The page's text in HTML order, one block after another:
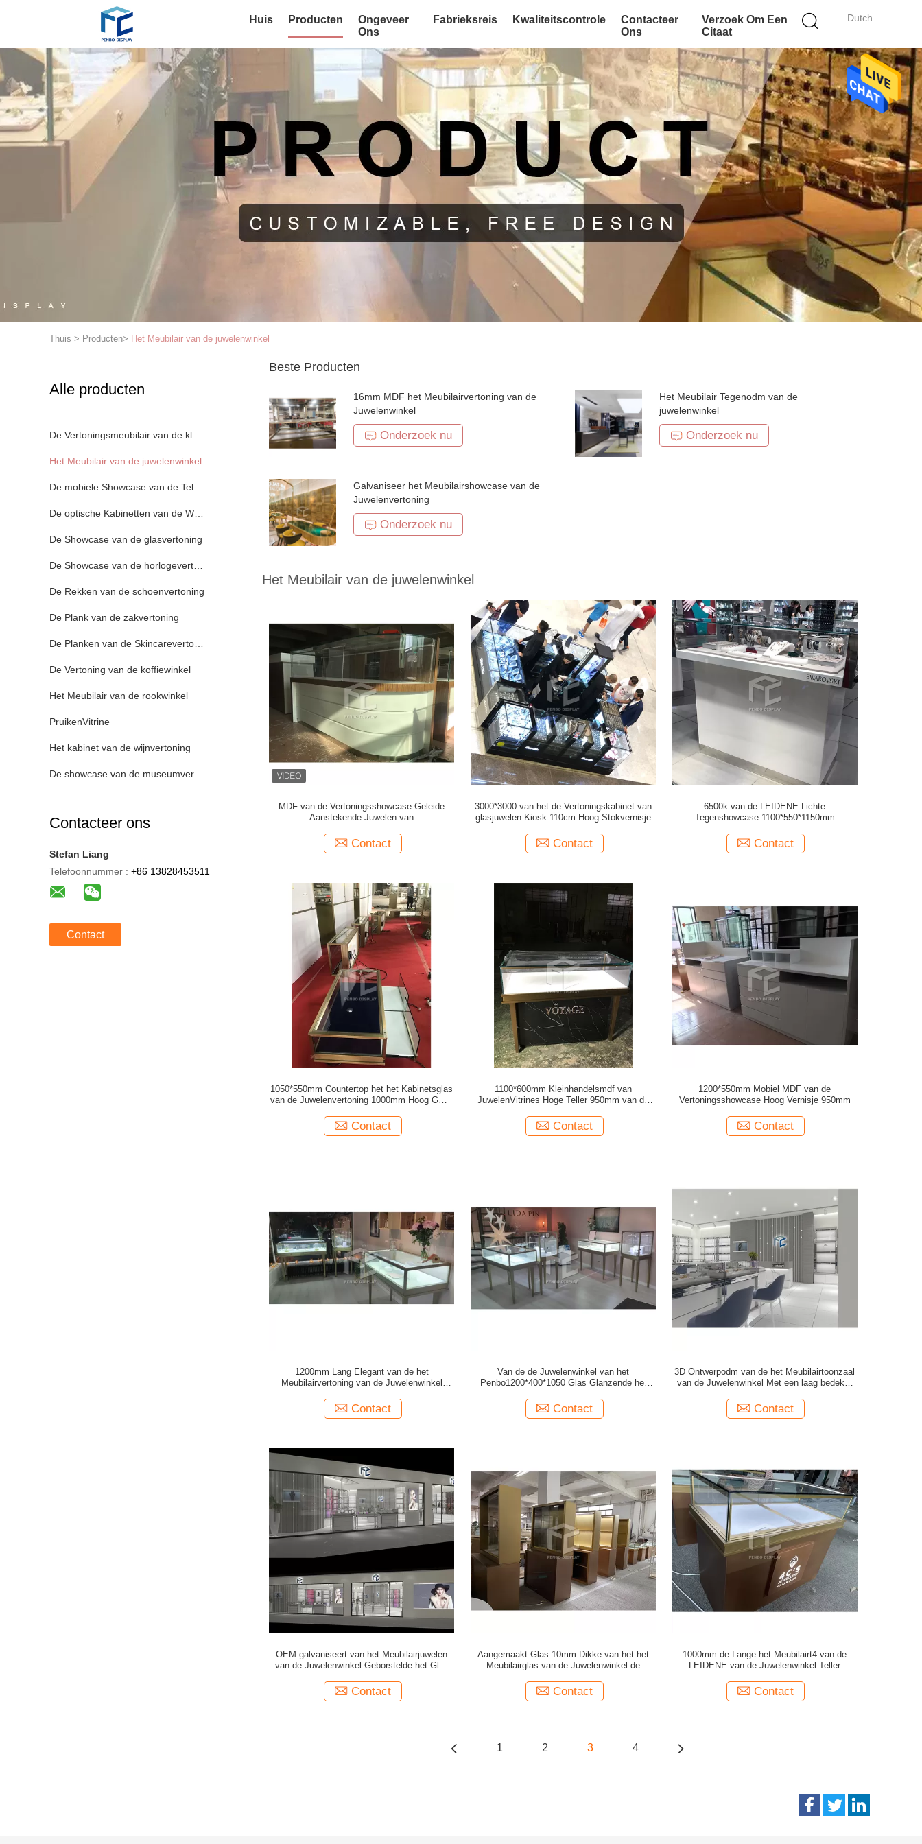
Dutch
Huis Producten
Ongeveer
Ons
Fabrieksreis Kwaliteitscontrole
Contacteer
Ons
Verzoek Om Een
Citaat
Thuis > Producten> Het Meubilair van de juwelenwinkel
Alle producten
De Vertoningsmeubilair van de kledingswinkel
Het Meubilair van de juwelenwinkel
De mobiele Showcase van de Telefoonvertoning
De optische Kabinetten van de Winkelvertoning
De Showcase van de glasvertoning
De Showcase van de horlogevertoning
De Rekken van de schoenvertoning
De Plank van de zakvertoning
De Planken van de Skincarevertoning
De Vertoning van de koffiewinkel
Het Meubilair van de rookwinkel
PruikenVitrine
Het kabinet van de wijnvertoning
De showcase van de museumvertoning
Contacteer ons
Stefan Liang
Telefoonnummer : +86 13828453511
Contact
Beste Producten
16mm MDF het Meubilairvertoning van de
Juwelenwinkel
Onderzoek nu
Het Meubilair Tegenodm van de
juwelenwinkel
Onderzoek nu
Galvaniseer het Meubilairshowcase van de
Juwelenvertoning
Onderzoek nu
Het Meubilair van de juwelenwinkel
MDF van de Vertoningsshowcase Geleide
Aanstekende Juwelen van
Contact
3000*3000 van het de Vertoningskabinet van
glasjuwelen Kiosk 110cm Hoog Stokvernisje
Contact
6500k van de LEIDENE Lichte
Tegenshowcase 1100*550*1150mm
Contact
1050*550mm Countertop het het Kabinetsglas
van de Juwelenvertoning 1000mm Hoog Goud
Contact
1100*600mm Kleinhandelsmdf van
JuwelenVitrines Hoge Teller 950mm van de
Contact
1200*550mm Mobiel MDF van de
Vertoningsshowcase Hoog Vernisje 950mm
Contact
1200mm Lang Elegant van de het
Meubilairvertoning van de Juwelenwinkel
Contact
Van de de Juwelenwinkel van het
Penbo1200*400*1050 Glas Glanzende het
Contact
3D Ontwerpodm van de het Meubilairtoonzaal
van de Juwelenwinkel Met een laag bedekte
Contact
OEM galvaniseert van het Meubilairjuwelen
van de Juwelenwinkel Geborstelde het Glas
Contact
Aangemaakt Glas 10mm Dikke van het het
Meubilairglas van de Juwelenwinkel de
Contact
1000mm de Lange het Meubilairt4 van de
LEIDENE van de Juwelenwinkel Teller
Contact
1 2 3 4